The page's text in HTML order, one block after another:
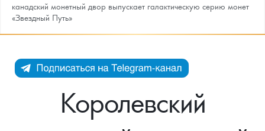
Каталог
Каталог Монет
Монеты Россия и СССР
Памятные и старинные монеты
Инфо
Подлинность монет
канадский монетный двор выпускает галактическую серию монет
«Звездный Путь»
Королевский